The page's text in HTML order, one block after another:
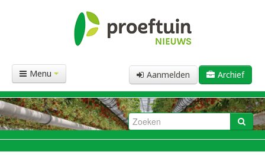
Aanmelden Archief
Menu